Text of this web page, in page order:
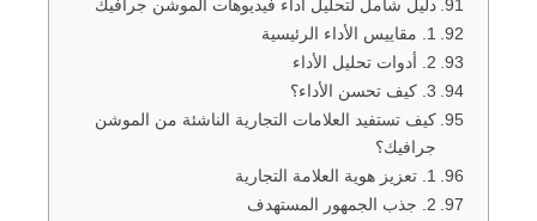
دليل شامل لتحليل أداء فيديوهات الموشن جرافيك
1. مقاييس الأداء الرئيسية
2. أدوات تحليل الأداء
3. كيف تحسن الأداء؟
كيف تستفيد العلامات التجارية الناشئة من الموشن
جرافيك؟
1. تعزيز هوية العلامة التجارية
2. جذب الجمهور المستهدف